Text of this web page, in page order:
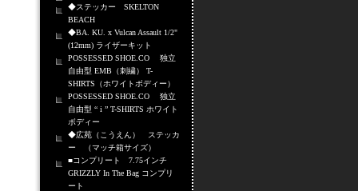
◆ステッカー SKELTON
BEACH
◆BA. KU. x Vulcan Assault 1/2"
(12mm) ライザーキット
POSSESSED SHOE.CO 独立
自由型 EMB（刺繍） T-
SHIRTS（ホワイトボディー）
POSSESSED SHOE.CO 独立
自由型 “ i ” T-SHIRTS ホワイト
ボディー
◆広苑（こうえん） ステッカ
ー （マッチ箱サイズ）
■コンプリート 7.75インチ
GRIZZLY In The Bag コンプリ
ート